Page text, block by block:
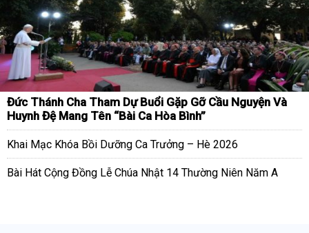
Đức Thánh Cha Tham Dự Buổi Gặp Gỡ Cầu Nguyện Và
Huynh Đệ Mang Tên “Bài Ca Hòa Bình”
Khai Mạc Khóa Bồi Dưỡng Ca Trưởng – Hè 2026
Bài Hát Cộng Đồng Lễ Chúa Nhật 14 Thường Niên Năm A